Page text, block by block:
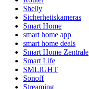
Shelly
Sicherheitskameras
Smart Home
smart home app
smart home deals
Smart Home Zentrale
Smart Life
SMLIGHT
Sonoff
Streaming